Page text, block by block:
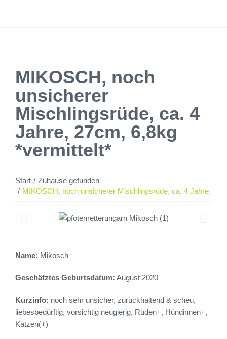
MIKOSCH, noch
unsicherer
Mischlingsrüde, ca. 4
Jahre, 27cm, 6,8kg
*vermittelt*
Start
Zuhause gefunden
MIKOSCH, noch unsicherer Mischlingsrüde, ca. 4 Jahre,
Name: Mikosch
Geschätztes Geburtsdatum: August 2020
Kurzinfo: noch sehr unsicher, zurückhaltend & scheu,
liebesbedürftig, vorsichtig neugierig, Rüden+, Hündinnen+,
Katzen(+)